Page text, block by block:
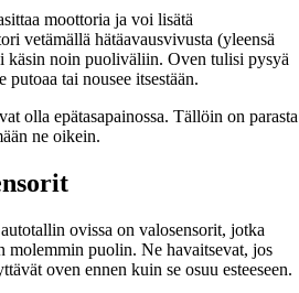
moottoria ja voi lisätä
vetämällä hätäavausvivusta (yleensä
käsin noin puoliväliin. Oven tulisi pysyä
putoaa tai nousee itsestään.
olla epätasapainossa. Tällöin on parasta
ne oikein.
ovissa on valosensorit, jotka
molemmin puolin. Ne havaitsevat, jos
oven ennen kuin se osuu esteeseen.